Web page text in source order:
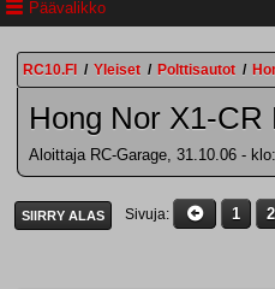
Päävalikko
RC10.FI / Yleiset / Polttisautot /
Hong Nor X1-CR
Aloittaja RC-Garage, 31.10.06 -
SIIRRY ALAS Sivuja 1 2